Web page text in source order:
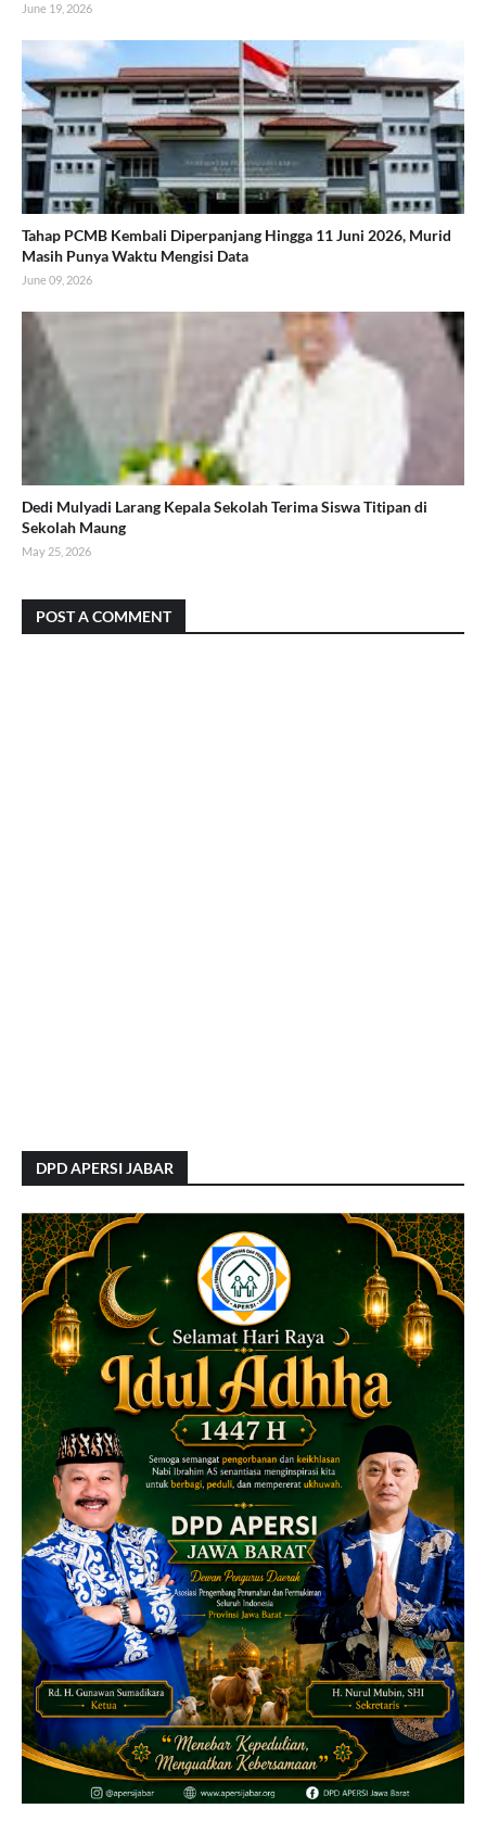
June 19, 2026
Tahap PCMB Kembali Diperpanjang Hingga 11 Juni 2026, Murid
Masih Punya Waktu Mengisi Data
June 09, 2026
Dedi Mulyadi Larang Kepala Sekolah Terima Siswa Titipan di
Sekolah Maung
May 25, 2026
POST A COMMENT
DPD APERSI JABAR